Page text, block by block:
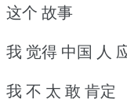
这个 故事
我 觉得 中国 人
我 不 太 敢 肯定